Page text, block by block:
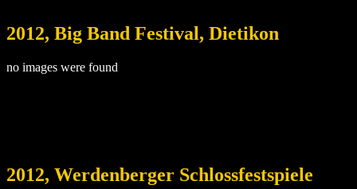
2012, Big Band Festival, Dietikon
no images were found
2012, Werdenberger Schlossfestspiele